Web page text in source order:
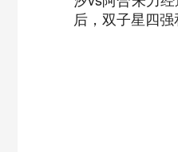
后，双子星四